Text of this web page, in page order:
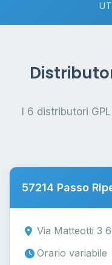
I 6 distributori
57214 Passo
Via Matteotti 3
Orario variabile